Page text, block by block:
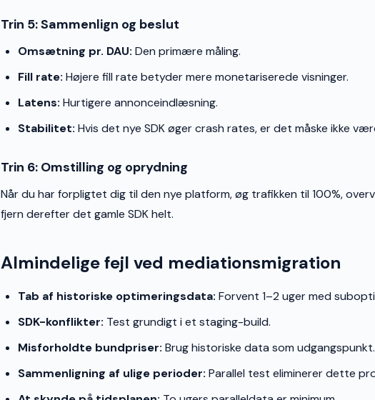
Trin 5: Sammenlign og beslut
Omsætning pr. DAU: Den primære måling.
Fill rate: Højere fill rate betyder mere monetariserede visninger.
Latens: Hurtigere annonceindlæsning.
Stabilitet: Hvis det nye SDK øger crash rates, er det måske ikke
Trin 6: Omstilling og oprydning
Når du har forpligtet dig til den nye platform, øg trafikken til 100%,
fjern derefter det gamle SDK helt.
Almindelige fejl ved mediationsmigration
Tab af historiske optimeringsdata: Forvent 1–2 uger med
SDK-konflikter: Test grundigt i et staging-build.
Misforholdte bundpriser: Brug historiske data som udgangspunkt.
Sammenligning af ulige perioder: Parallel test eliminerer dette